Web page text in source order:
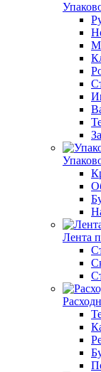
Лента